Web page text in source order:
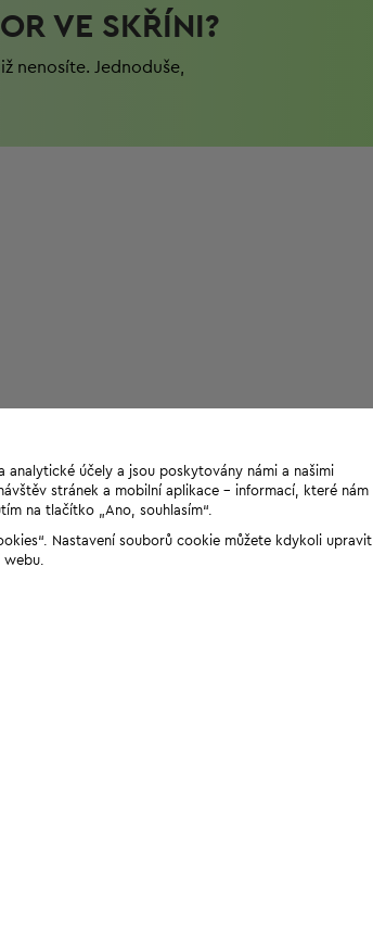
VE SKŘÍNI?
nenosíte. Jednoduše,
účely a jsou poskytovány námi a našimi
stránek a mobilní aplikace - informací, které nám
na tlačítko „Ano, souhlasím“.
Nastavení souborů cookie můžete kdykoli upravit